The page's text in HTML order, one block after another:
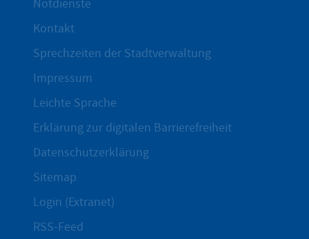
Notdienste
Kontakt
Sprechzeiten der Stadtverwaltung
Impressum
Leichte Sprache
Erklärung zur digitalen Barrierefreiheit
Datenschutzerklärung
Sitemap
Login (Extranet)
RSS-Feed